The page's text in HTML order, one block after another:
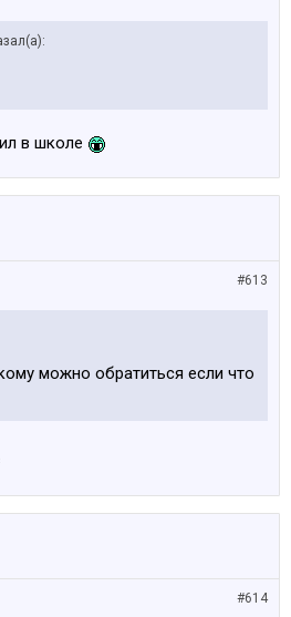
в школе
#613
можно обратиться если что
#614